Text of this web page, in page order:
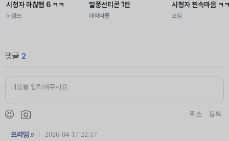
시청자 하찮햄 6 ㅋㅋ
하찮쓰
말풍선티콘 1탄
애착식물
시청자 찐속마음 ㅋ
소섬
댓글 2
취소 등록
프라임♬ 2026-04-17 22:17